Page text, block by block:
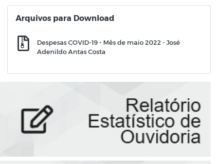
Arquivos para Download
Despesas COVID-19 - Mês de maio 2022 - José
Adenildo Antas Costa